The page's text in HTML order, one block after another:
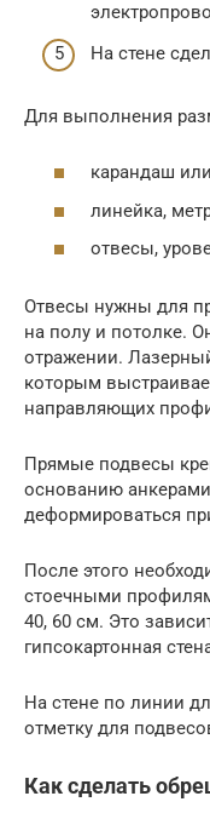
На стене
Для выполнения
карандаш
линейка,
отвесы,
Отвесы нужны для
на полу и потолке.
отражении.
которым
направляющих
Прямые подвесы
основанию
деформироваться
После этого
стоечными
40, 60 см. Это
гипсокартонная
На стене по линии
отметку для
Как сделать